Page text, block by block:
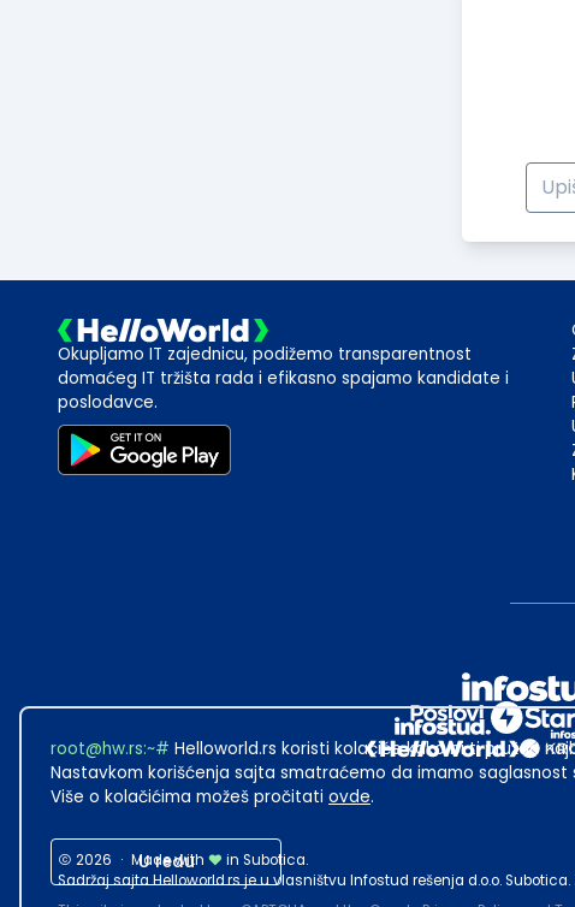
Okupljamo IT zajednicu, podižemo transparentnost
domaćeg IT tržišta rada i efikasno spajamo kandidate i
poslodavce.
2026 · Made with
in Subotica.
Sadržaj sajta Helloworld.rs je u vlasništvu Infostud rešenja d.o.o.
root@hw.rs:~# Helloworld.rs koristi kolačiće kako bi ti pružao
Nastavkom korišćenja sajta smatraćemo da imamo saglasnost
Više o kolačićima možeš pročitati ovde.
U redu